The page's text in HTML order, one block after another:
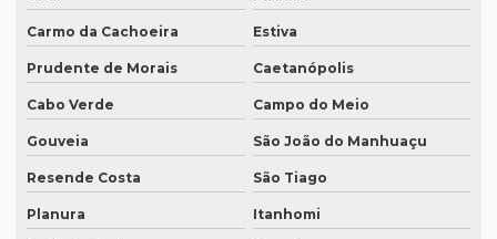
Carmo da Cachoeira Estiva
Prudente de Morais Caetanópolis
Cabo Verde Campo do Meio
Gouveia São João do Manhuaçu
Resende Costa São Tiago
Planura Itanhomi